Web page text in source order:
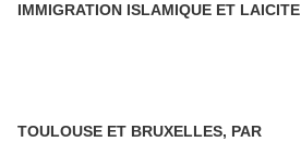
IMMIGRATION ISLAMIQUE ET LAICITE
TOULOUSE ET BRUXELLES, PAR